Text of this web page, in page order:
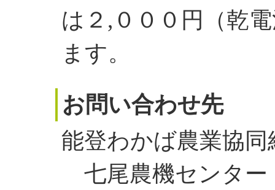
は２,０００円（乾
ます。
お問い合わせ先
能登わかば農業協同
七尾農機セ